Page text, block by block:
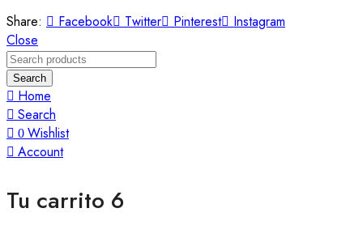
Share:
Facebook Twitter Pinterest
Instagram
Close
Search
Home
Search
0 Wishlist
Account
Tu carrito 6